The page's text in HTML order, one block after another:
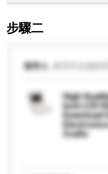
步驟二
收件人
High
Inch LCD
Crafts